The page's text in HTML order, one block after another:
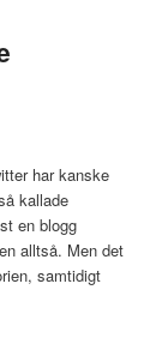
har kanske
kallade
en blogg
alltså. Men det
samtidigt